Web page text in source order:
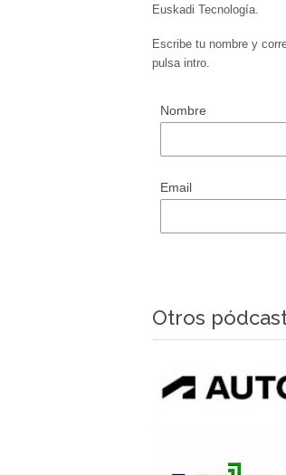
Euskadi Tecnología.
Escribe tu nombre y
pulsa intro.
Nombre
Email
Otros